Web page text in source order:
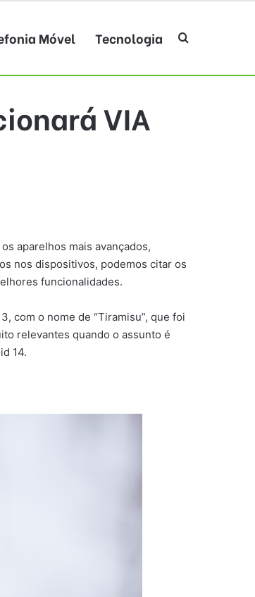
Móvel Tecnologia Procurar por
VIA
aparelhos mais avançados,
nos dispositivos, podemos citar os
funcionalidades.
com o nome de “Tiramisu”, que foi
relevantes quando o assunto é
14.